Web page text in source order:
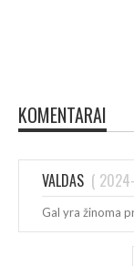
KOMENTARAI
VALDAS (
Gal yra žinoma